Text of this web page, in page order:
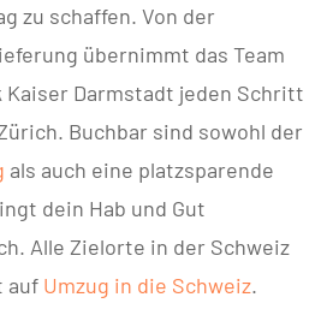
zu schaffen. Von der
übernimmt das Team
Kaiser Darmstadt jeden Schritt
Buchbar sind sowohl der
als auch eine platzsparende
dein Hab und Gut
Alle Zielorte in der Schweiz
auf Umzug in die Schweiz.